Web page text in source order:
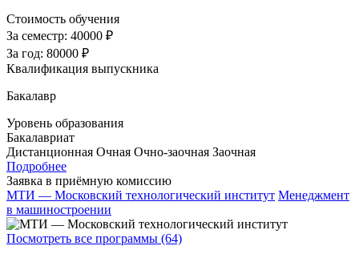
Стоимость обучения
За семестр: 40000 ₽
За год: 80000 ₽
Квалификация выпускника
Бакалавр
Уровень образования
Бакалавриат
Дистанционная Очная Очно-заочная Заочная
Подробнее
Заявка в приёмную комиссию
МТИ — Московский технологический институт Менеджмент
в машиностроении
Посмотреть все программы (64)